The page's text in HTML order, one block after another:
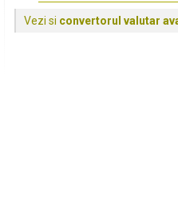
Vezi si convertorul valutar